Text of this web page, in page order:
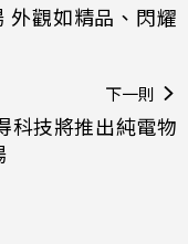
外觀如精品、閃耀
下一則
科技將推出純電物